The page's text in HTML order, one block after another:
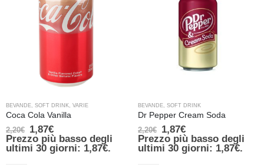
BEVANDE, SOFT DRINK, VARIE
Coca Cola Vanilla
2,20€ 1,87€
Prezzo più basso degli
ultimi 30 giorni: 1,87€.
BEVANDE, SOFT DRINK
Dr Pepper Cream Soda
2,20€ 1,87€
Prezzo più basso degli
ultimi 30 giorni: 1,87€.